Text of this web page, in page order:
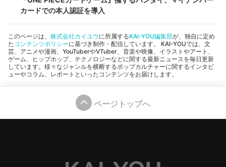
カードでの本人認証を導入
このページは、 株式会社カイユウに所属するKAI-YOU編集部が、独自に定め
た コンテンツポリシーに基づき制作・配信しています。 KAI-YOUでは、文
芸、アニメや漫画、YouTuberやVTuber、音楽や映像、イラストやアート、
ゲーム、ヒップホップ、テクノロジーなどに関する最新ニュースを毎日更新
しています。様々なジャンルを横断するポップカルチャーに関するインタビ
ューやコラム、レポートといったコンテンツをお届けします。
ページトップへ